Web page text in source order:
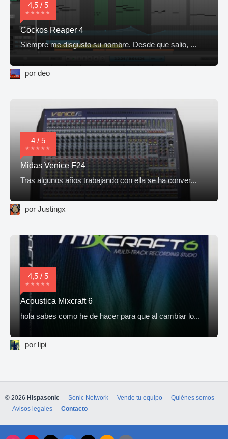
4,5 / 5
Cockos Reaper 4
Siempre me disgusto su nombre. Desde que salio, ...
por deo
4 / 5
Midas Venice F24
Tras algunos años trabajando con ella se ha conver...
por Justingx
4,5 / 5
Acoustica Mixcraft 6
hola sabes como he de hacer para que al cambiar lo...
por lipi
© 2026 Hispasonic Sonic Network Vende tu equipo
Quiénes somos
Avisos legales
Contacto